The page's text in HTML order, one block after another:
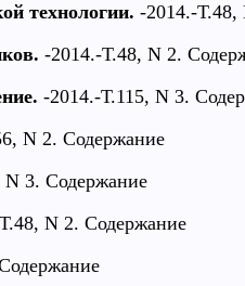
технологии. -2014.-Т.48,
-2014.-Т.48, N 2.
-2014.-Т.115, N 3.
N 2. Содержание
N 3. Содержание
N 2. Содержание